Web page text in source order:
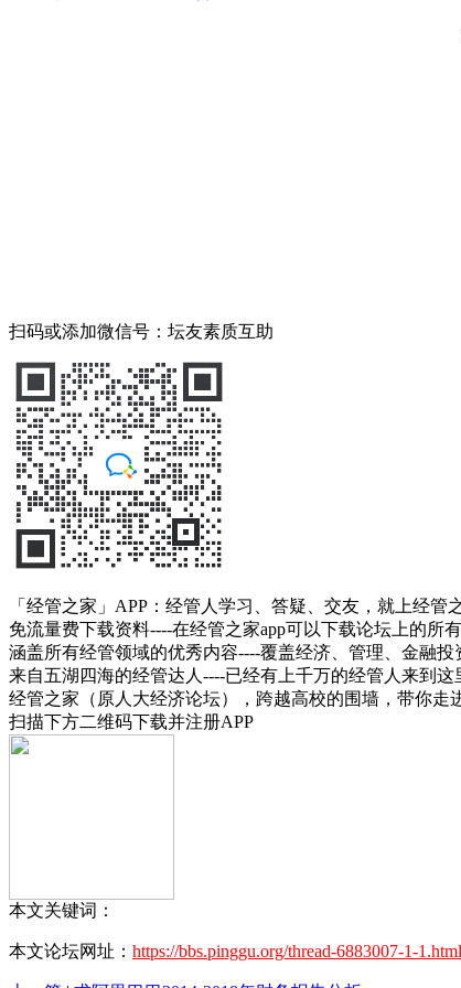
扫码或添加微信号：坛友素质互助
「经管之家」APP：经管人学习、答疑、交友，就上经管
免流量费下载资料----在经管之家app可以下载论坛上的所
涵盖所有经管领域的优秀内容----覆盖经济、管理、金融
来自五湖四海的经管达人----已经有上千万的经管人来到
经管之家（原人大经济论坛），跨越高校的围墙，带你走
扫描下方二维码下载并注册APP
本文关键词：
本文论坛网址： https://bbs.pinggu.org/thread-6883007-1-1.html